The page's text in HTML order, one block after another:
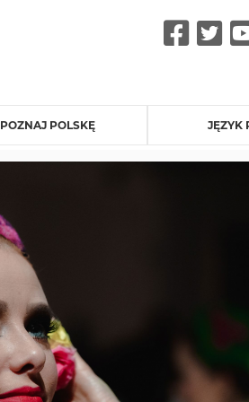
POZNAJ POLSKĘ JĘZYK